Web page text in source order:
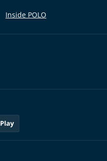
Inside POLO